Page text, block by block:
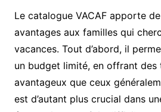
Le catalogue VACAF apporte
avantages aux familles qui
vacances. Tout d’abord, il
un budget limité, en offrant des
avantageux que ceux
est d’autant plus crucial dans